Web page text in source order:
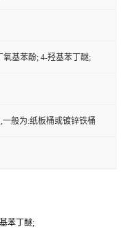
氧基苯酚; 4-羟基苯丁醚;
般为:纸板桶或镀锌铁桶
苯丁醚;